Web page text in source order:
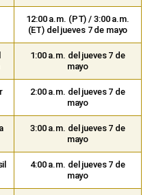
12:00 a.m. (PT) / 3:00 a.m.
(ET) del jueves 7 de mayo
1:00 a.m. del jueves 7 de
mayo
2:00 a.m. del jueves 7 de
mayo
3:00 a.m. del jueves 7 de
mayo
4:00 a.m. del jueves 7 de
mayo